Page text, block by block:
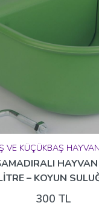
VE KÜÇÜKBAŞ
– KOYUN
300 TL